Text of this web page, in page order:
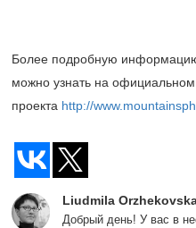
Более подробную
можно узнать на официальном
проекта http://
Liudmila
Добрый день! У вас в